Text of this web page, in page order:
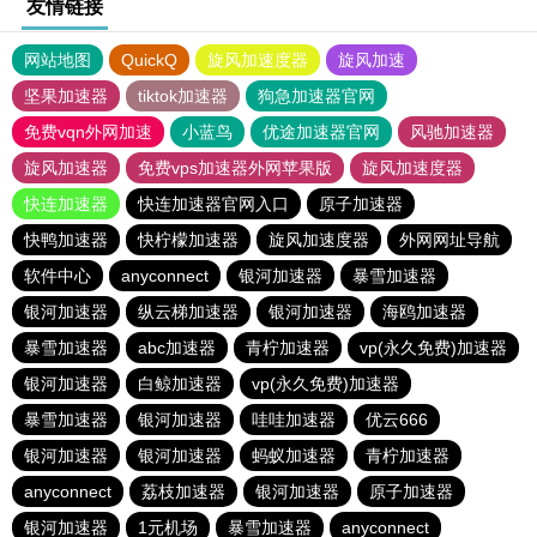
友情链接
网站地图 QuickQ 旋风加速度器
旋风加速
坚果加速器
tiktok加速器
狗急加速器官网
免费vqn外网加速
小蓝鸟 优途加速器官网
风驰加速器
旋风加速器
免费vps加速器外网苹果版
旋风加速度器
快连加速器
快连加速器官网入口
原子加速器
快鸭加速器
快柠檬加速器 旋风加速度器
外网网址导航
软件中心
anyconnect 银河加速器
暴雪加速器
银河加速器
纵云梯加速器 银河加速器
海鸥加速器
暴雪加速器
abc加速器 青柠加速器
vp(永久免费)加速器
银河加速器
白鲸加速器
vp(永久免费)加速器
暴雪加速器
银河加速器 哇哇加速器
优云666
银河加速器
银河加速器 蚂蚁加速器
青柠加速器
anyconnect
荔枝加速器 银河加速器
原子加速器
银河加速器
1元机场 暴雪加速器 anyconnect